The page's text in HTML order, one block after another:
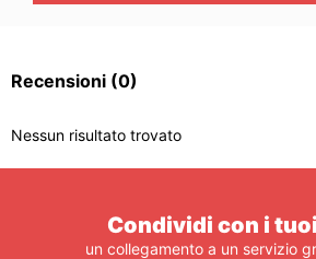
Recensioni (0)
Nessun risultato trovato
Condividi con i
un collegamento a un servizio